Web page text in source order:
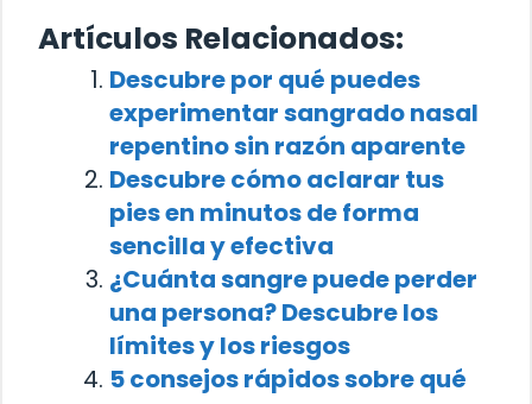
Artículos Relacionados:
Descubre por qué puedes
experimentar sangrado nasal
repentino sin razón aparente
Descubre cómo aclarar tus
pies en minutos de forma
sencilla y efectiva
¿Cuánta sangre puede perder
una persona? Descubre los
límites y los riesgos
5 consejos rápidos sobre qué